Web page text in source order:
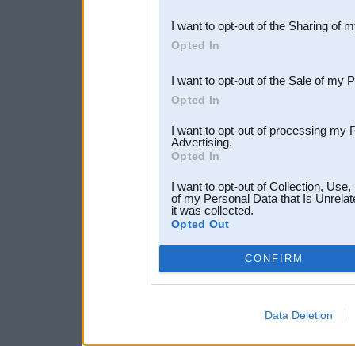
Downstream Participants
third parties.
I want to opt-out of the Sharing of
Opted In
I want to opt-out of the Sale of my
Opted In
I want to opt-out of processing my
Advertising.
Opted In
I want to opt-out of Collection,
of my Personal Data that Is
it was collected.
Opted Out
CONFIRM
Data Deletion